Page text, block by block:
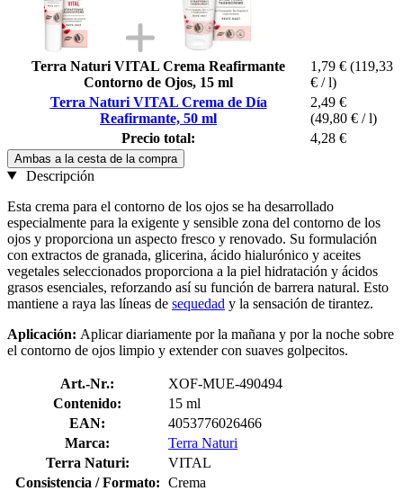
Terra Naturi VITAL Crema Reafirmante
Contorno de Ojos, 15 ml
1,79 € (119,33
€ / l)
Terra Naturi VITAL Crema de Día
Reafirmante, 50 ml
2,49 €
(49,80 € / l)
Precio total:
4,28 €
Ambas a la cesta de la compra
Descripción
Esta crema para el contorno de los ojos se ha desarrollado
especialmente para la exigente y sensible zona del contorno de los
ojos y proporciona un aspecto fresco y renovado. Su formulación
con extractos de granada, glicerina, ácido hialurónico y aceites
vegetales seleccionados proporciona a la piel hidratación y ácidos
grasos esenciales, reforzando así su función de barrera natural. Esto
mantiene a raya las líneas de sequedad y la sensación de tirantez.
Aplicación: Aplicar diariamente por la mañana y por la noche sobre
el contorno de ojos limpio y extender con suaves golpecitos.
Art.-Nr.:
XOF-MUE-490494
Contenido:
15 ml
EAN:
4053776026466
Marca:
Terra Naturi
Terra Naturi:
VITAL
Consistencia / Formato: Crema